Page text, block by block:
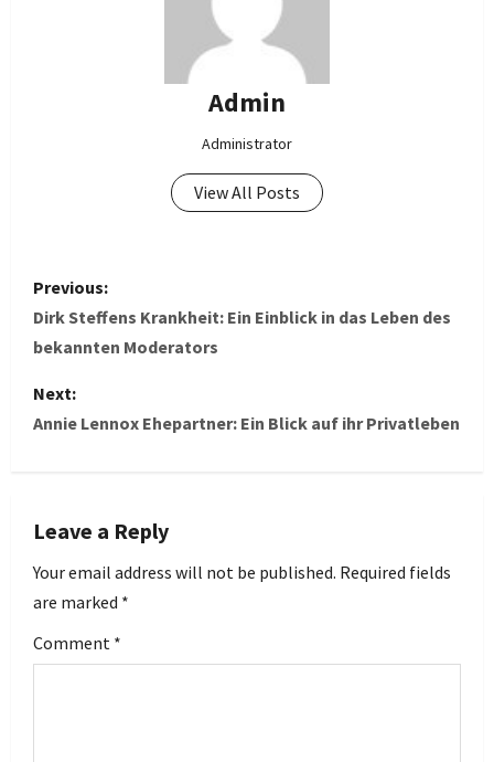
Admin
Administrator
View All Posts
P
o
t
v
i
g
Previous:
Dirk Steffens Krankheit: Ein Einblick in das Leben des
bekannten Moderators
Next:
Annie Lennox Ehepartner: Ein Blick auf ihr Privatleben
Leave a Reply
Your email address will not be published. Required fields
are marked *
Comment *